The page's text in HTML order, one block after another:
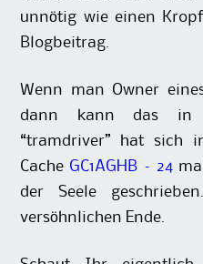
unnötig wie einen
Blogbeitrag.
Wenn man Owner
dann kann das in
“tramdriver” hat sich
Cache GC1AGHB – 24
der Seele
versöhnlichen Ende.